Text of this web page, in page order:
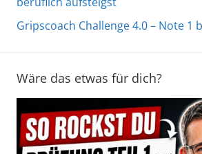
Gripscoach Challenge 4.0 – Note 1
Wäre das etwas für dich?